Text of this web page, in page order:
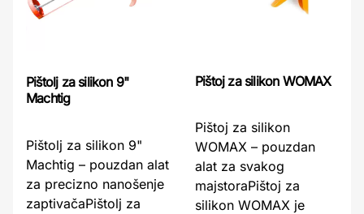
Pištolj za silikon 9"
Machtig
Pištolj za silikon 9"
Machtig – pouzdan alat
za precizno nanošenje
zaptivačaPištolj za
Pištoj za silikon WOMAX
Pištoj za silikon
WOMAX – pouzdan
alat za svakog
majstoraPištoj za
silikon WOMAX je